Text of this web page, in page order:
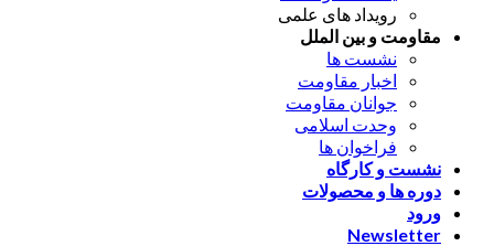
رویداد های علمی
مقاومت و بین الملل
نشست ها
اخبار مقاومت
جوانان مقاومت
وحدت اسلامی
فراخوان ها
نشست و کارگاه
دوره ها و محصولات
ورود
Newsletter